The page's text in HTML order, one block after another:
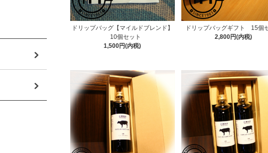
ドリップバッグ【マイルドブレンド】
10個セット
1,500円(内税)
ドリップバッグギフト 15個
2,800円(内税)